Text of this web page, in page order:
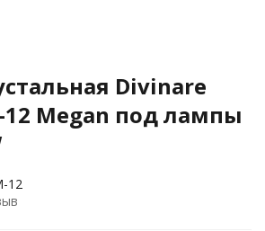
Divinare
12 Megan под лампы
12